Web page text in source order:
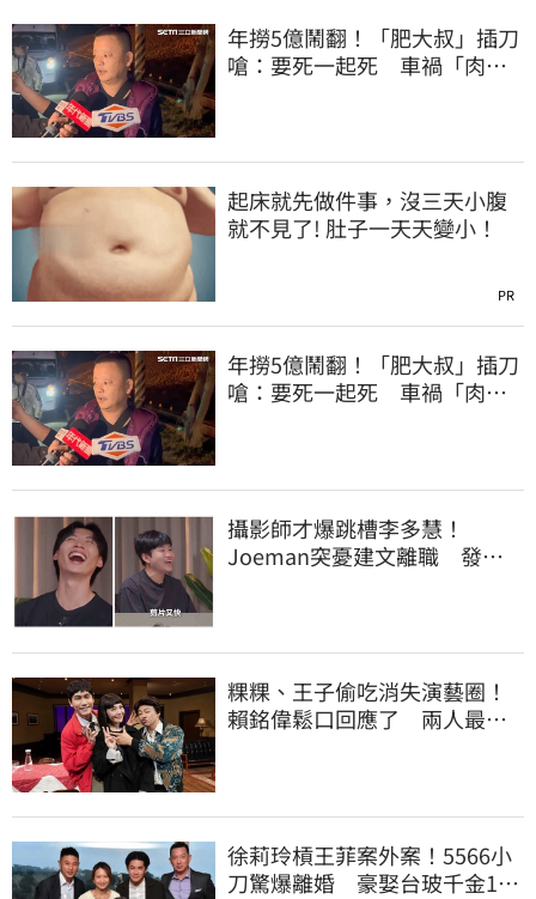
年撈5億鬧翻！「肥大叔」插刀
嗆：要死一起死 車禍「肉眼
起床就先做件事，沒三天小腹
就不見了! 肚子一天天變小！
PR
年撈5億鬧翻！「肥大叔」插刀
嗆：要死一起死 車禍「肉眼
攝影師才爆跳槽李多慧！
Joeman突憂建文離職 發聲
粿粿、王子偷吃消失演藝圈！
賴銘偉鬆口回應了 兩人最新
徐莉玲槓王菲案外案！5566小
刀驚爆離婚 豪娶台玻千金14